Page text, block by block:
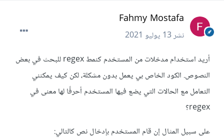
Fahmy Mostafa
نشر13 يوليو 2021
أريد استخدام مدخلات من المستخدم كنمط regex للبحث في بعض
النصوص. الكود الخاص بي يعمل بدون مشكلة، لكن كيف يمكنني
التعامل مع الحالات التي يضع فيها المستخدم أحرفًا لها معنى في
regex؟
على سبيل المثال إن قام المستخدم بإدخال نص كالتالي: